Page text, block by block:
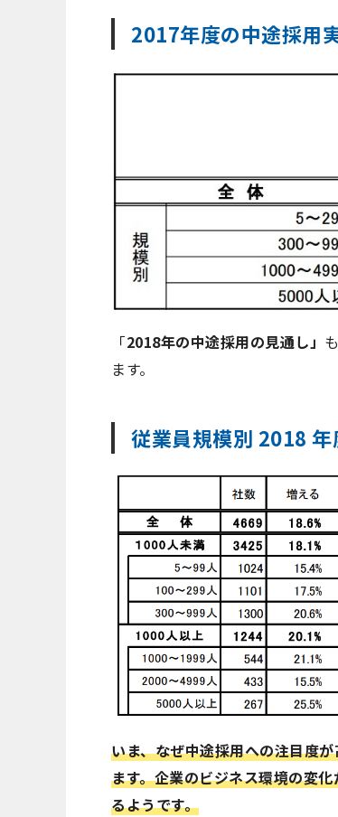
2017年度の中途採用
「2018年の中途採用の見通し」
ます。
従業員規模別 2018
いま、なぜ中途採用への注目度
ます。企業のビジネス環境の変
るようです。